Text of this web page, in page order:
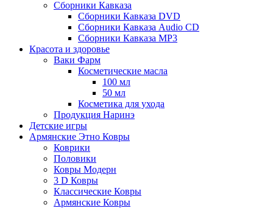
Сборники Кавказа
Сборники Кавказа DVD
Сборники Кавказа Audio CD
Сборники Кавказа MP3
Красота и здоровье
Ваки Фарм
Косметические масла
100 мл
50 мл
Косметика для ухода
Продукция Наринэ
Детские игры
Армянские Этно Ковры
Коврики
Половики
Ковры Модерн
3 D Ковры
Классические Ковры
Армянские Ковры